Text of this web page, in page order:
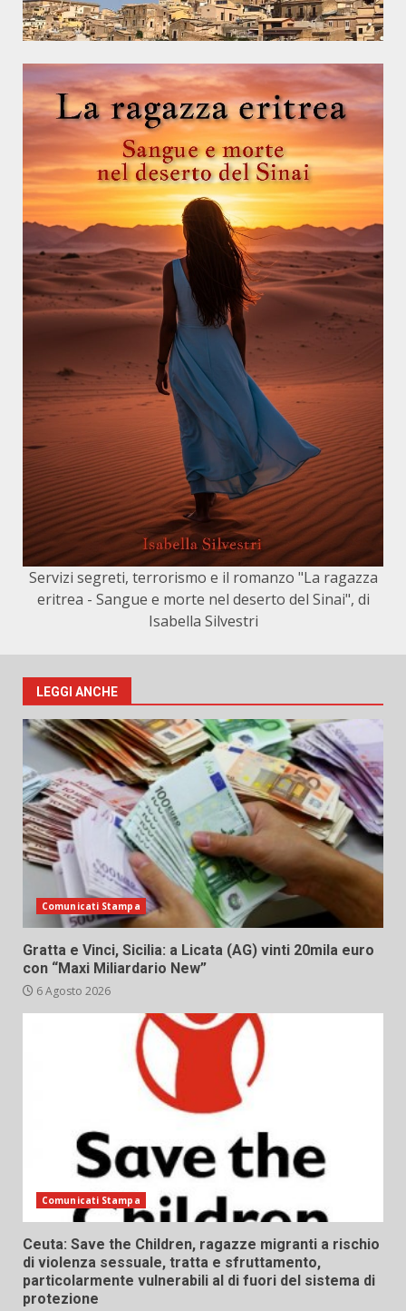
Servizi segreti, terrorismo e il romanzo "La ragazza
eritrea - Sangue e morte nel deserto del Sinai", di
Isabella Silvestri
LEGGI ANCHE
Comunicati Stampa
Gratta e Vinci, Sicilia: a Licata (AG) vinti 20mila euro
con “Maxi Miliardario New”
6 Agosto 2026
Comunicati Stampa
Ceuta: Save the Children, ragazze migranti a rischio
di violenza sessuale, tratta e sfruttamento,
particolarmente vulnerabili al di fuori del sistema di
protezione